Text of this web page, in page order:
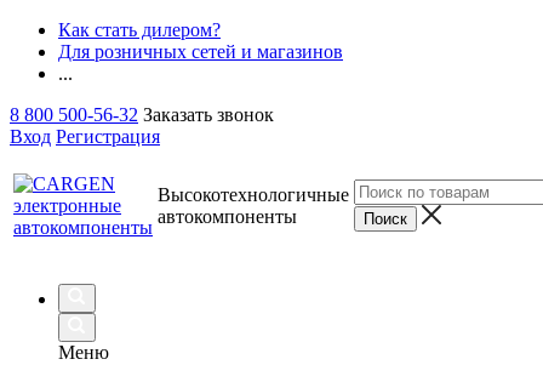
Как стать дилером?
Для розничных сетей и магазинов
...
8 800 500-56-32 Заказать звонок
Вход Регистрация
Высокотехнологичные
автокомпоненты
Меню